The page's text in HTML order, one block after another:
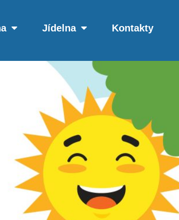
Jídelna Kontakty